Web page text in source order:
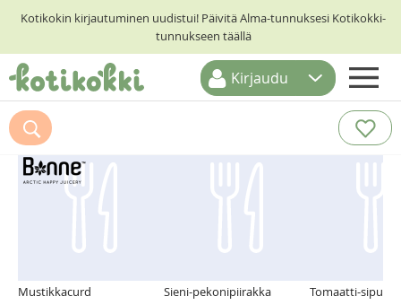
Kotikokin kirjautuminen uudistui! Päivitä Alma-tunnuksesi Kotikokki-
tunnukseen täällä
ETUSIVU
RESEPTIHAKU
RUOKATEEMAT
Kirjaudu
Suosittelemme myös
Mustikkacurd Sieni-pekonipiirakka Tomaatti-